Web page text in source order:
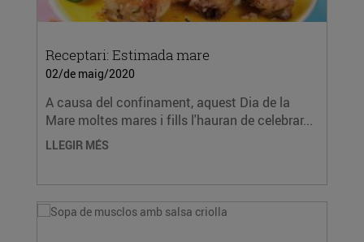
Receptari: Estimada mare
02/de maig/2020
A causa del confinament, aquest Dia de la
Mare moltes mares i fills l'hauran de celebrar...
LLEGIR MÉS